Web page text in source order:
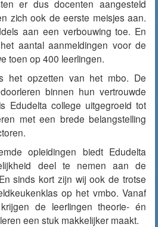
er dus docenten aangesteld
zich ook de eerste meisjes aan.
aan een verbouwing toe. En
aantal aanmeldingen voor de
toen op 400 leerlingen.
het opzetten van het mbo. De
binnen hun vertrouwde
Edudelta college uitgegroeid tot
met een brede belangstelling
opleidingen biedt Edudelta
deel te nemen aan de
sinds kort zijn wij ook de trotse
op het vmbo. Vanaf
de leerlingen theorie- én
een stuk makkelijker maakt.